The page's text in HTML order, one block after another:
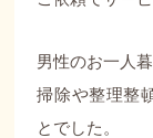
男性のお一人
掃除や整理整
とでした。